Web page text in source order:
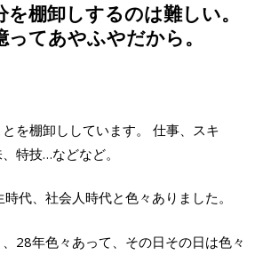
を棚卸しするのは難しい。
ってあやふやだから。
を棚卸ししています。 仕事、スキ
特技…などなど。
代、社会人時代と色々ありました。
28年色々あって、その日その日は色々